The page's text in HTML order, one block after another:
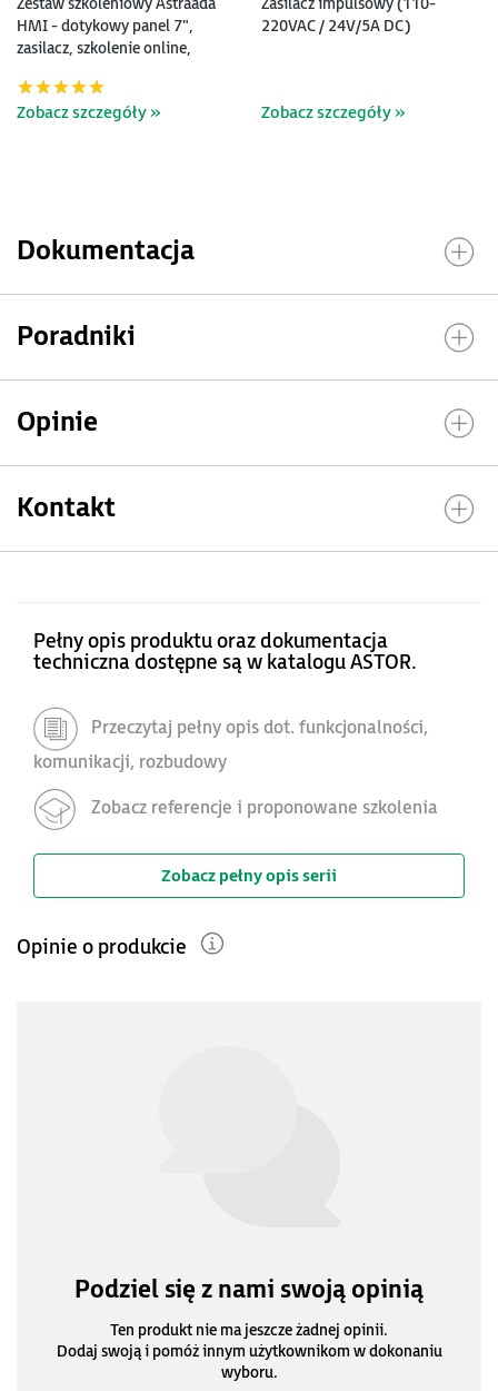
Zestaw szkoleniowy Astraada
HMI - dotykowy panel 7",
zasilacz, szkolenie online,
Zobacz szczegóły »
Zasilacz impulsowy (110-
220VAC / 24V/5A DC)
Zobacz szczegóły »
Dokumentacja
Poradniki
Opinie
Kontakt
Pełny opis produktu oraz dokumentacja
techniczna dostępne są w katalogu ASTOR.
Przeczytaj pełny opis dot. funkcjonalności,
komunikacji, rozbudowy
Zobacz referencje i proponowane szkolenia
Zobacz pełny opis serii
Opinie o produkcie
Podziel się z nami swoją opinią
Ten produkt nie ma jeszcze żadnej opinii.
Dodaj swoją i pomóż innym użytkownikom w dokonaniu
wyboru.